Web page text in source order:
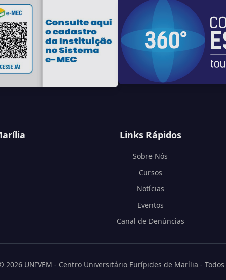
Links Rápidos
Sobre Nós
Cursos
Notícias
Eventos
Canal de Denúncias
2026 UNIVEM - Centro Universitário Eurípides de Marília -